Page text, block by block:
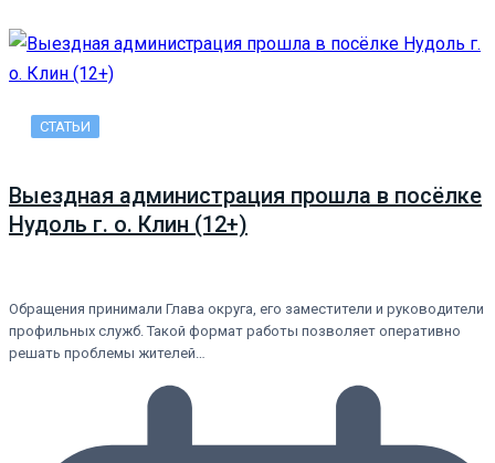
СТАТЬИ
Выездная администрация прошла в посёлке
Нудоль г. о. Клин (12+)
Обращения принимали Глава округа, его заместители и руководители
профильных служб. Такой формат работы позволяет оперативно
решать проблемы жителей…